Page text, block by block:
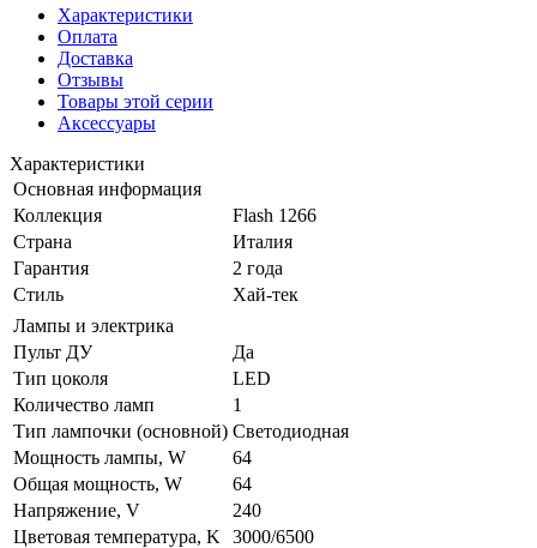
Характеристики
Оплата
Доставка
Отзывы
Товары этой серии
Аксессуары
Характеристики
Основная информация
Коллекция
Flash 1266
Страна
Италия
Гарантия
2 года
Стиль
Хай-тек
Лампы и электрика
Пульт ДУ
Да
Тип цоколя
LED
Количество ламп
1
Тип лампочки (основной) Светодиодная
Мощность лампы, W
64
Общая мощность, W
64
Напряжение, V
240
Цветовая температура, K
3000/6500